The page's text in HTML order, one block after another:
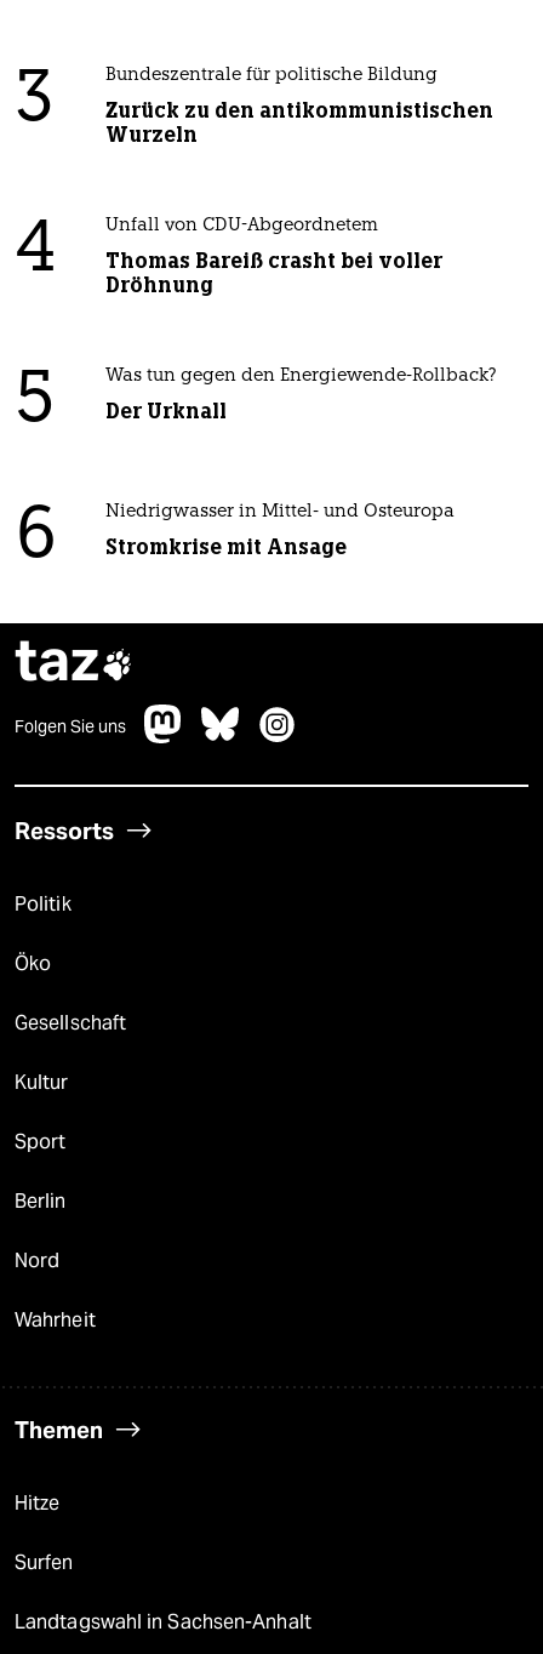
3 Bundeszentrale für politische Bildung
Zurück zu den antikommunistischen
Wurzeln
4 Unfall von CDU-Abgeordnetem
Thomas Bareiß crasht bei voller
Dröhnung
5 Was tun gegen den Energiewende-Rollback?
Der Urknall
6 Niedrigwasser in Mittel- und Osteuropa
Stromkrise mit Ansage
taz
Folgen Sie uns
Ressorts
Politik
Öko
Gesellschaft
Kultur
Sport
Berlin
Nord
Wahrheit
Themen
Hitze
Surfen
Landtagswahl in Sachsen-Anhalt